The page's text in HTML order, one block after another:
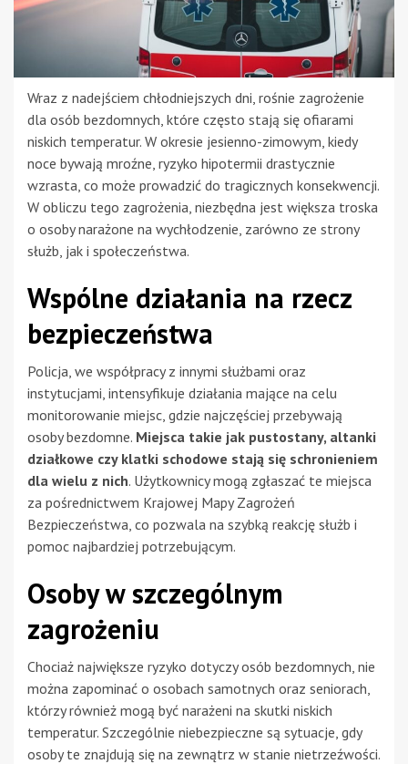
Wraz z nadejściem chłodniejszych dni, rośnie zagrożenie
dla osób bezdomnych, które często stają się ofiarami
niskich temperatur. W okresie jesienno-zimowym, kiedy
noce bywają mroźne, ryzyko hipotermii drastycznie
wzrasta, co może prowadzić do tragicznych konsekwencji.
W obliczu tego zagrożenia, niezbędna jest większa troska
o osoby narażone na wychłodzenie, zarówno ze strony
służb, jak i społeczeństwa.
Wspólne działania na rzecz
bezpieczeństwa
Policja, we współpracy z innymi służbami oraz
instytucjami, intensyfikuje działania mające na celu
monitorowanie miejsc, gdzie najczęściej przebywają
osoby bezdomne. Miejsca takie jak pustostany, altanki
działkowe czy klatki schodowe stają się schronieniem
dla wielu z nich. Użytkownicy mogą zgłaszać te miejsca
za pośrednictwem Krajowej Mapy Zagrożeń
Bezpieczeństwa, co pozwala na szybką reakcję służb i
pomoc najbardziej potrzebującym.
Osoby w szczególnym
zagrożeniu
Chociaż największe ryzyko dotyczy osób bezdomnych, nie
można zapominać o osobach samotnych oraz seniorach,
którzy również mogą być narażeni na skutki niskich
temperatur. Szczególnie niebezpieczne są sytuacje, gdy
osoby te znajdują się na zewnątrz w stanie nietrzeźwości.